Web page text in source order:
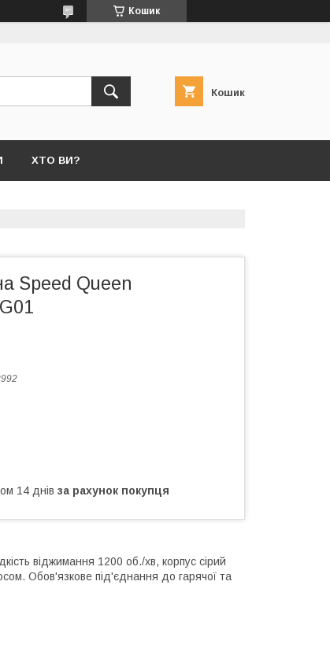
Кошик
Кошик
ХТО ВИ?
Speed Queen
14 днів за рахунок покупця
віджимання 1200 об./хв, корпус сірий
Обов'язкове під'єднання до гарячої та